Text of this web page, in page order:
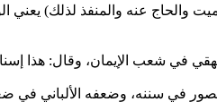
الميت والحاج عنه والمنفذ